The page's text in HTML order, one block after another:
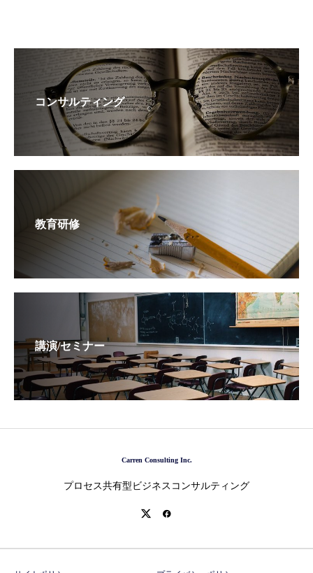
コンサルティング
教育研修
講演/セミナー
Carren Consulting Inc.
プロセス共有型ビジネスコンサルティング